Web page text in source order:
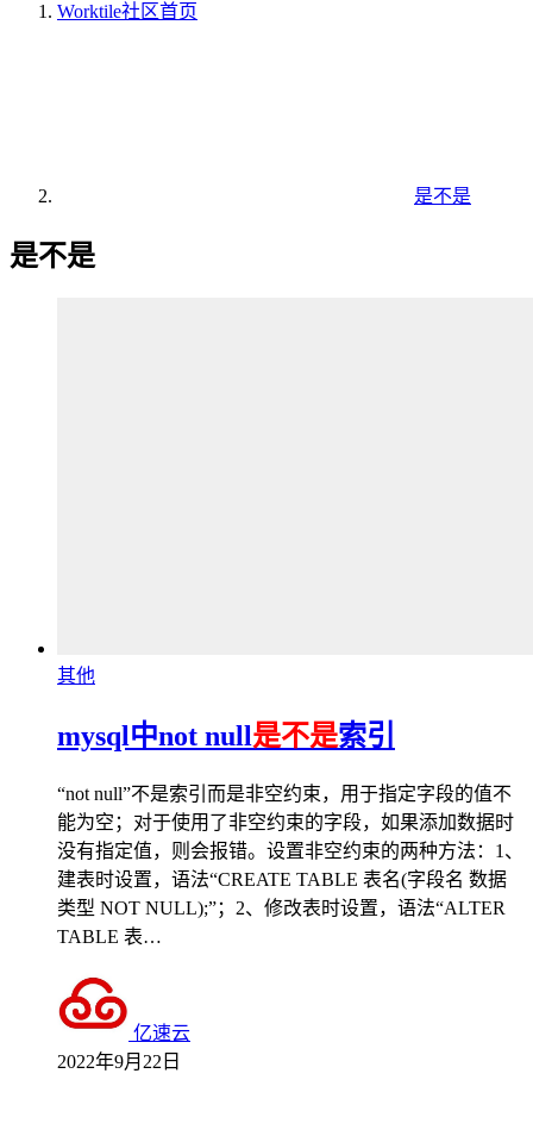
Worktile社区首页
是不是
是不是
其他
mysql中not null是不是索引
“not null”不是索引而是非空约束，用于指定字段的值不
能为空；对于使用了非空约束的字段，如果添加数据时
没有指定值，则会报错。设置非空约束的两种方法：1、
建表时设置，语法“CREATE TABLE 表名(字段名 数据
类型 NOT NULL);”；2、修改表时设置，语法“ALTER
TABLE 表…
亿速云
2022年9月22日